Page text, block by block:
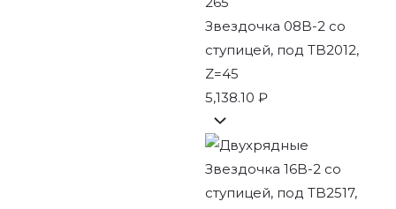
Звездочка 08B-2 со
ступицей, под TB2012,
Z=45
5,138.10₽